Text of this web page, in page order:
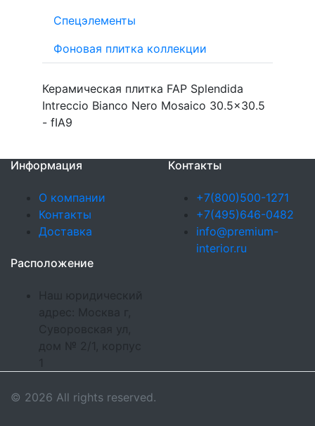
Спецэлементы
Фоновая плитка коллекции
Керамическая плитка FAP Splendida
Intreccio Bianco Nero Mosaico 30.5x30.5
- fIA9
Информация
О компании
Контакты
Доставка
Контакты
+7(800)500-1271
+7(495)646-0482
info@premium-
interior.ru
Расположение
Наш юридический
адрес: Москва г,
Суворовская ул,
дом № 2/1, корпус
© 2026 All rights reserved.